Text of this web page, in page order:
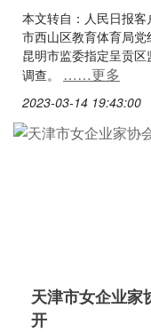
本文转自：人民日报
市西山区教育体育局
昆明市监委指定呈贡
调查。 ……更多
2023-03-14 19:43:00
天津市女企业家
开